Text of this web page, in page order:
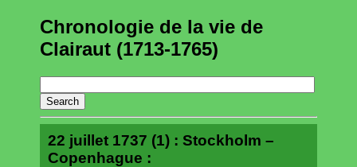
Chronologie de la vie de
Clairaut (1713-1765)
22 juillet 1737 (1) : Stockholm –
Copenhague :